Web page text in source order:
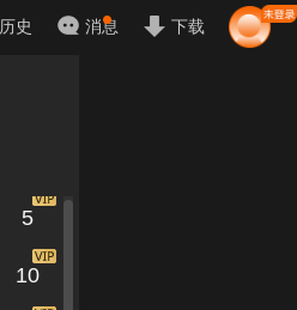
历史 消息 下载
5
10